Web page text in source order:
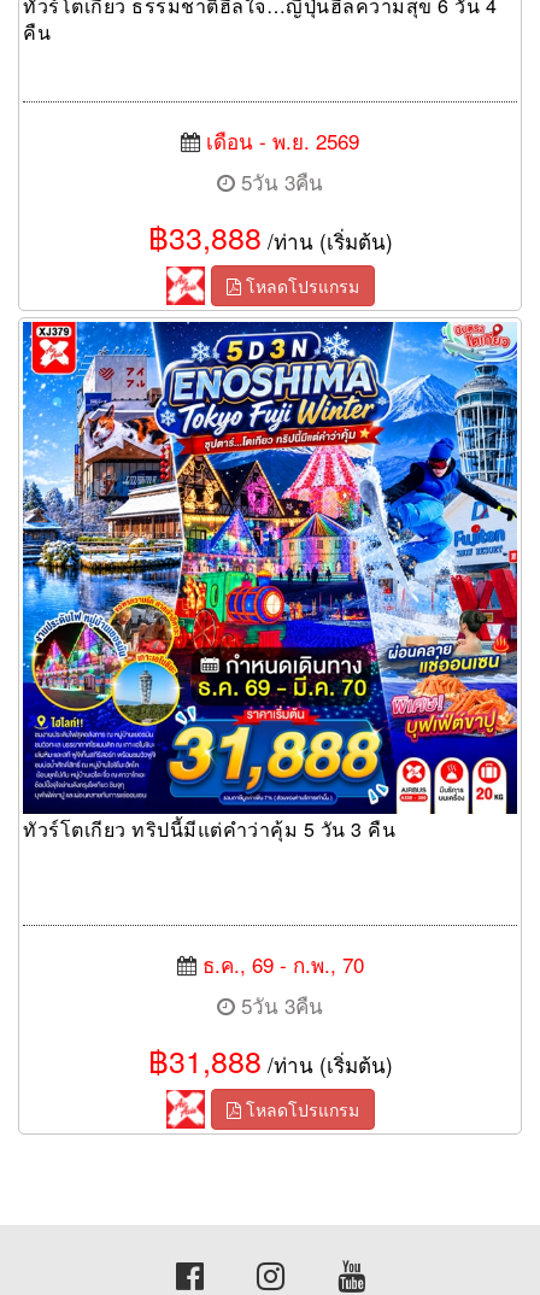
ทัวร์โตเกียว ธรรมชาติฮีลใจ…ญี่ปุ่นฮีลความสุข 6 วัน 4
คืน
เดือน - พ.ย. 2569
5วัน 3คืน
฿33,888 /ท่าน (เริ่มต้น)
โหลดโปรแกรม
ทัวร์โตเกียว ทริปนี้มีแต่คำว่าคุ้ม 5 วัน 3 คืน
ทัวร์โตเกียว ทริปนี้มีแต่คำว่าคุ้ม 5 วัน 3 คืน
ธ.ค., 69 - ก.พ., 70
5วัน 3คืน
฿31,888 /ท่าน (เริ่มต้น)
โหลดโปรแกรม